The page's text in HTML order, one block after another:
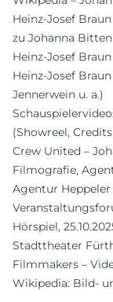
Heinz-Josef
zu Johanna
Heinz-Josef
Heinz-Josef
Jennerwein u. a.)
(Showreel,
Crew United –
Filmografie,
Agentur
Hörspiel,
Stadttheater
Filmmakers –
Wikipedia: Bild-